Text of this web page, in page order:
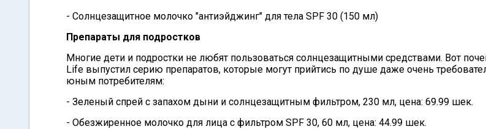
- Солнцезащитное молочко "антиэйджинг" для тела SPF 30 (150 мл)
Препараты для подростков
Многие дети и подростки не любят пользоваться солнцезащитными средствами. Вот
Life выпустил серию препаратов, которые могут прийтись по душе даже очень
юным потребителям:
- Зеленый спрей с запахом дыни и солнцезащитным фильтром, 230 мл, цена: 69.99 шек.
- Обезжиренное молочко для лица с фильтром SPF 30, 60 мл, цена: 44.99 шек.